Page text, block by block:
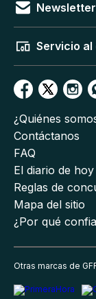
Servicio al
¿Quiénes
Contáctanos
FAQ
El diario de hoy
Reglas de
Mapa del sitio
¿Por qué
Otras marcas de